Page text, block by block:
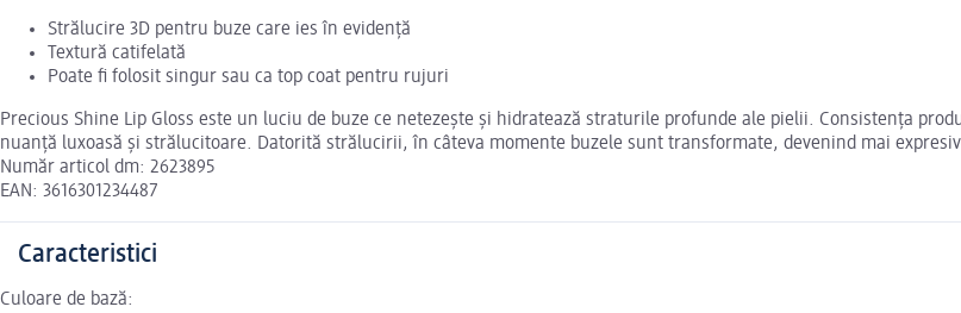
Strălucire 3D pentru buze care ies în evidență
Textură catifelată
Poate fi folosit singur sau ca top coat pentru rujuri
Precious Shine Lip Gloss este un luciu de buze ce netezește și hidratează straturile profunde ale pielii. Consistența
nuanță luxoasă și strălucitoare. Datorită strălucirii, în câteva momente buzele sunt transformate, devenind mai
Număr articol dm: 2623895
EAN: 3616301234487
Caracteristici
Culoare de bază: